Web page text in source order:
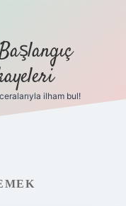
ilham bul!